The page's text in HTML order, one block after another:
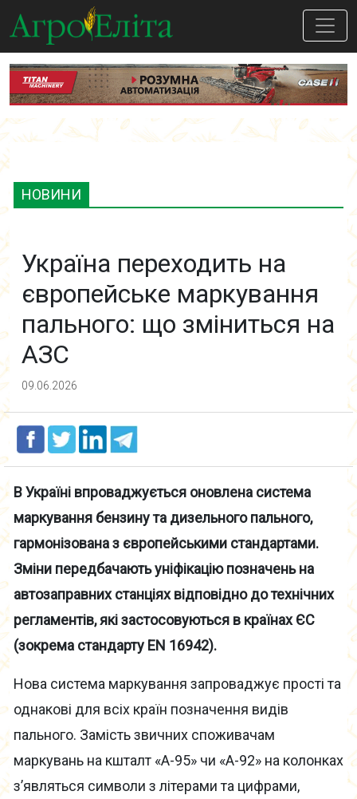
НОВИНИ
Україна переходить на
європейське маркування
пального: що зміниться на
АЗС
09.06.2026
В Україні впроваджується оновлена система
маркування бензину та дизельного пального,
гармонізована з європейськими стандартами.
Зміни передбачають уніфікацію позначень на
автозаправних станціях відповідно до технічних
регламентів, які застосовуються в країнах ЄС
(зокрема стандарту EN 16942).
Нова система маркування запроваджує прості та
однакові для всіх країн позначення видів
пального. Замість звичних споживачам
маркувань на кшталт «А-95» чи «А-92» на колонках
з’являться символи з літерами та цифрами,